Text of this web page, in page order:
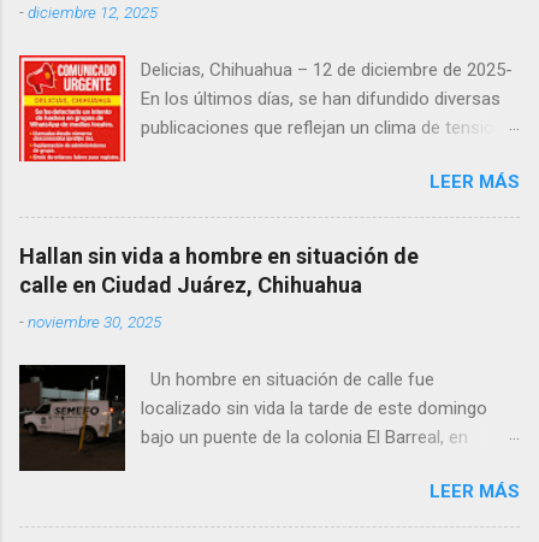
-diciembre 12, 2025
Delicias, Chihuahua – 12 de diciembre de 2025-
En los últimos días, se han difundido diversas
publicaciones que reflejan un clima de tensión
señalamientos sobre presuntas irregularidades
atribuidas a elementos de la Fiscalía General de
la República, así como manifestaciones de
agricultores en rechazo a la Ley de Agua. Ayer,
durante una posada organizada por la
senadora Andrea Chávez, se registraron
imágenes de la legisladora y del senador Adán
Augusto López, acompañadas de mensajes de
inconformidad. En este contexto de alta
intento de hackeo que ya afectó a seguidores
de dos medios locales de Delicias a través de
LEER MÁS
Hallan sin vida a hombre en situación de
calle en Ciudad Juárez, Chihuahua
-noviembre 30, 2025
Un hombre en situación de calle fue
localizado sin vida la tarde de este domingo
bajo un puente de la colonia El Barreal, en
de las calles 20 de Noviembre y Ramón Corona,
donde vecinos reportaron la presencia del
LEER MÁS